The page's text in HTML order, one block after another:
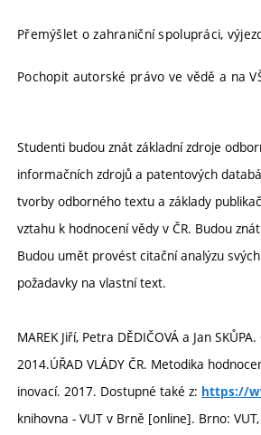
Přemýšlet o zahraniční spolupráci,
Pochopit autorské právo ve vědě a na
Studenti budou znát základní zdroje
informačních zdrojů a patentových
tvorby odborného textu a základy
vztahu k hodnocení vědy v ČR. Budou
Budou umět provést citační analýzu
požadavky na vlastní text.
MAREK Jiří, Petra DĚDIČOVÁ a Jan
2014.ÚŘAD VLÁDY ČR. Metodika
inovací. 2017. Dostupné také z: https://
knihovna - VUT v Brně [online]. Brno: